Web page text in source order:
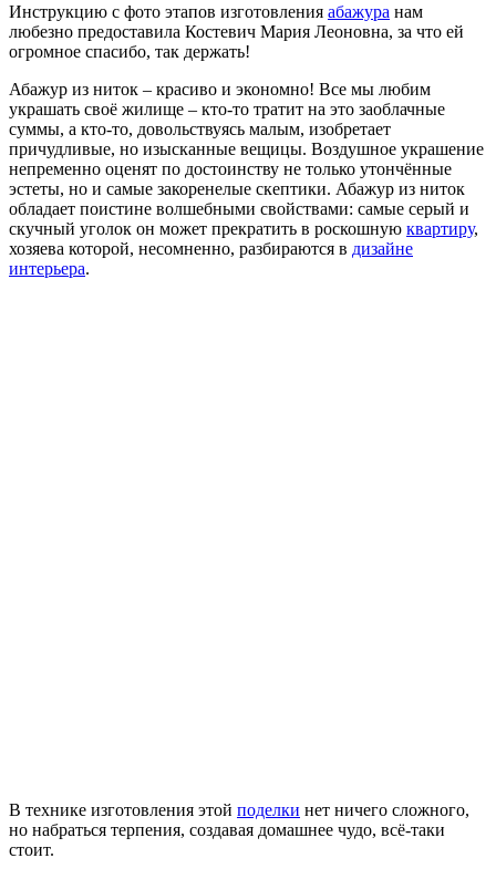
Инструкцию с фото этапов изготовления абажура нам
любезно предоставила Костевич Мария Леоновна, за что ей
огромное спасибо, так держать!
Абажур из ниток – красиво и экономно! Все мы любим
украшать своё жилище – кто-то тратит на это заоблачные
суммы, а кто-то, довольствуясь малым, изобретает
причудливые, но изысканные вещицы. Воздушное украшение
непременно оценят по достоинству не только утончённые
эстеты, но и самые закоренелые скептики. Абажур из ниток
обладает поистине волшебными свойствами: самые серый и
скучный уголок он может прекратить в роскошную квартиру,
хозяева которой, несомненно, разбираются в дизайне
интерьера.
В технике изготовления этой поделки нет ничего сложного,
но набраться терпения, создавая домашнее чудо, всё-таки
стоит.